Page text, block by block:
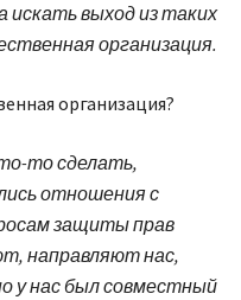
искать выход из таких
организация.
организация?
то сделать,
отношения с
защиты прав
направляют нас,
у нас был совместный